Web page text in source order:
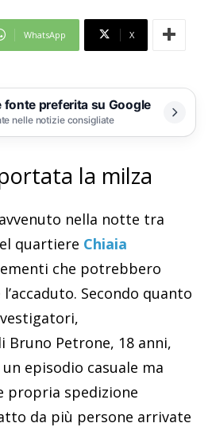
WhatsApp X
preferita su Google
nelle notizie consigliate
la milza
nella notte tra
quartiere Chiaia
che potrebbero
Secondo quanto
Bruno Petrone, 18 anni,
episodio casuale ma
propria spedizione
da più persone arrivate